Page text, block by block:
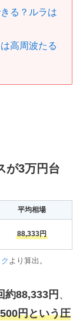
る？ルラは
高周波たる
が3万円台
平均相場
88,333円
より算出。
約88,333円 、
円という圧